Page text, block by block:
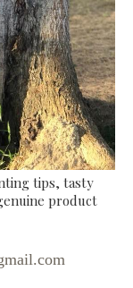
tips, tasty
product